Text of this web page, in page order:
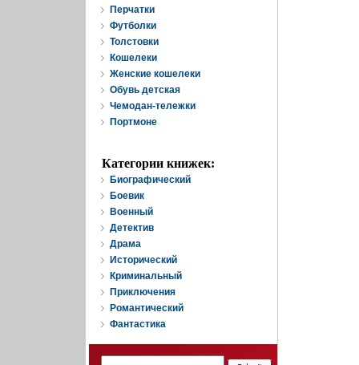
Перчатки
Футболки
Толстовки
Кошелеки
Женские кошелеки
Обувь детская
Чемодан-тележки
Портмоне
Категории книжек:
Биографический
Боевик
Военный
Детектив
Драма
Исторический
Криминальный
Приключения
Романтический
Фантастика